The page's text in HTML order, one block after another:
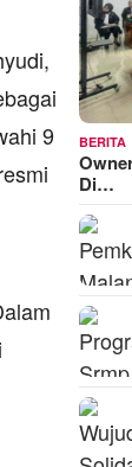
9
BERITA
Di…